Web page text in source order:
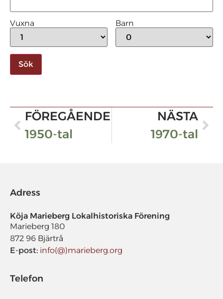
Vuxna Barn
FÖREGÅENDE
1950-tal
NÄSTA
1970-tal
Adress
Köja Marieberg Lokalhistoriska Förening​
Marieberg 180
872 96 Bjärtrå
E-post: info(@)marieberg.org
Telefon